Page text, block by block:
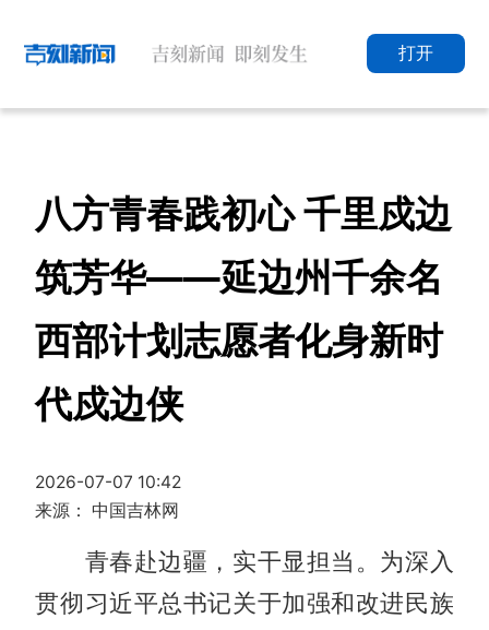
打开
八方青春践初心 千里戍边
筑芳华——延边州千余名
西部计划志愿者化身新时
代戍边侠
2026-07-07 10:42
来源： 中国吉林网
青春赴边疆，实干显担当。为深入
贯彻习近平总书记关于加强和改进民族